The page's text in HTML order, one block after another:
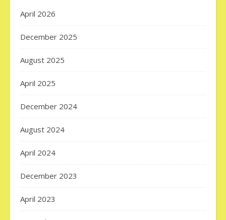
April 2026
December 2025
August 2025
April 2025
December 2024
August 2024
April 2024
December 2023
April 2023